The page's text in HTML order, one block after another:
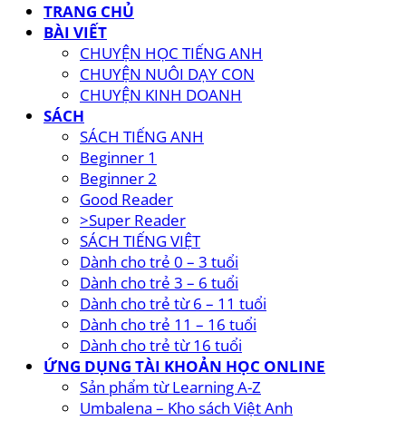
TRANG CHỦ
BÀI VIẾT
CHUYỆN HỌC TIẾNG ANH
CHUYỆN NUÔI DẠY CON
CHUYỆN KINH DOANH
SÁCH
SÁCH TIẾNG ANH
Beginner 1
Beginner 2
Good Reader
>Super Reader
SÁCH TIẾNG VIỆT
Dành cho trẻ 0 – 3 tuổi
Dành cho trẻ 3 – 6 tuổi
Dành cho trẻ từ 6 – 11 tuổi
Dành cho trẻ 11 – 16 tuổi
Dành cho trẻ từ 16 tuổi
ỨNG DỤNG TÀI KHOẢN HỌC ONLINE
Sản phẩm từ Learning A-Z
Umbalena – Kho sách Việt Anh